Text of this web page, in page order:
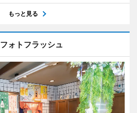
もっと見る
フォトフラッシュ